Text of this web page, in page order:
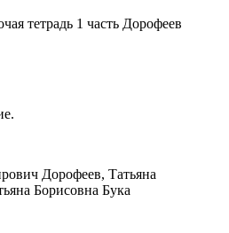
Дорофеев, Татьяна
Борисовна Бука